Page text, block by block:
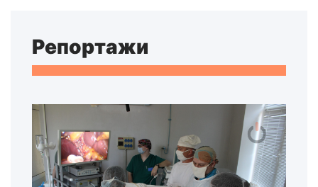
Репортажи